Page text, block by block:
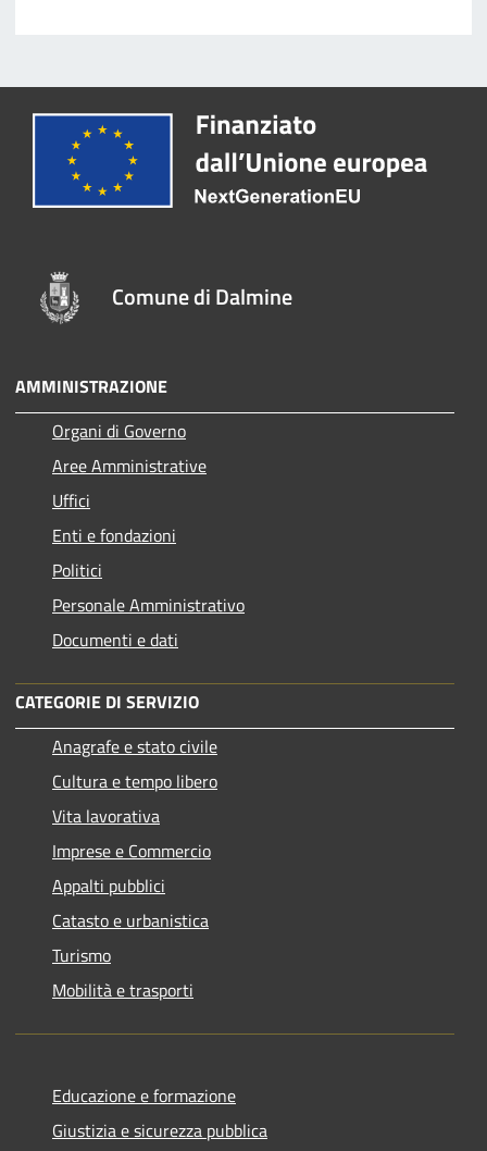
Comune di Dalmine
AMMINISTRAZIONE
Organi di Governo
Aree Amministrative
Uffici
Enti e fondazioni
Politici
Personale Amministrativo
Documenti e dati
CATEGORIE DI SERVIZIO
Anagrafe e stato civile
Cultura e tempo libero
Vita lavorativa
Imprese e Commercio
Appalti pubblici
Catasto e urbanistica
Turismo
Mobilità e trasporti
Educazione e formazione
Giustizia e sicurezza pubblica